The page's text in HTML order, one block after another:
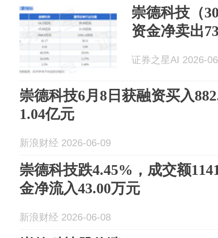
崇德科技（
资金净卖出
证券之星AI 2026-
崇德科技6月8日获融资买入
1.04亿元
新浪财经 2026-06-09
崇德科技跌4.45%，成交额
金净流入43.00万元
新浪财经 2026-06-08